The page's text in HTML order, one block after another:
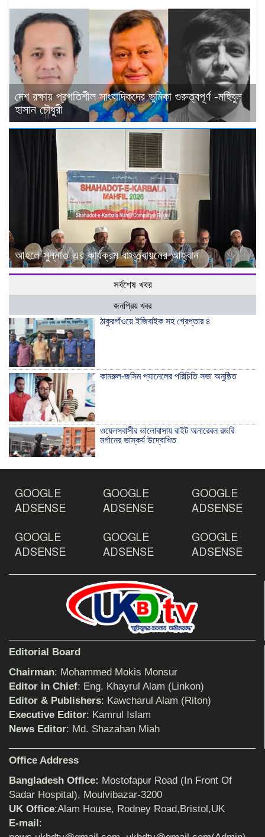
দেশ রক্ষায় প্রগতিশীল সাংবাদিকদের ভুমিকা গুরুত্বপূর্ণ -মহিবুল
হাসান চৌধুরী
আহলে সুন্নাত এর কার্যক্রম বাস্তবায়নের আহ্বান
সর্বশেষ খবর
জনপ্রিয় খবর
ঠাকুরগাঁওয়ে ইজিবাইক সহ গ্রেপ্তার ৪
কামরুল-জসিম প্যানেলের পরিচিতি সভা অনুষ্ঠিত
ওয়েলসবাসীর ভালোবাসায় রাইট অনারেবল রডরি
মর্গানের ভাস্কর্য উদ্বোধিত
দেশ রক্ষায় প্রগতিশীল সাংবাদিকদের ভুমিকা গুরুত্বপূর্ণ
-মহিবুল হাসান চৌধুরী
আহলে সুন্নাত এর কার্যক্রম বাস্তবায়নের আহ্বান
বিমানের সিলেট-ম্যানচেস্টার সরাসরি ফ্লাইট চালু হচ্ছে
সোমবার
সেনাবাহিনীর পক্ষ থেকে ক্রীড়া সামগ্রী ও আর্থিক
GOOGLE
ADSENSE
GOOGLE
ADSENSE
GOOGLE
ADSENSE
GOOGLE
ADSENSE
GOOGLE
ADSENSE
GOOGLE
ADSENSE
Editorial Board
Chairman: Mohammed Mokis Monsur
Editor in Chief: Eng. Khayrul Alam (Linkon)
Editor & Publishers: Kawcharul Alam (Riton)
Executive Editor: Kamrul Islam
News Editor: Md. Shazahan Miah
Office Address
Bangladesh Office: Mostofapur Road (In Front Of
Sadar Hospital), Moulvibazar-3200
UK Office:Alam House, Rodney Road,Bristol,UK
E-mail :